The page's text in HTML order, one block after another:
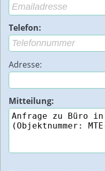
Telefon:
Adresse:
Mitteilung: